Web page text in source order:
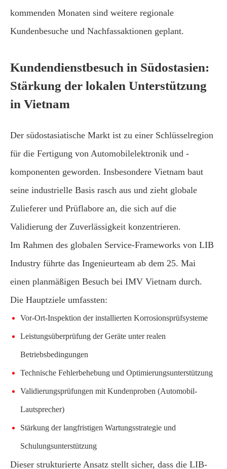
kommenden Monaten sind weitere regionale
Kundenbesuche und Nachfassaktionen geplant.
Kundendienstbesuch in Südostasien:
Stärkung der lokalen Unterstützung
in Vietnam
Der südostasiatische Markt ist zu einer Schlüsselregion
für die Fertigung von Automobilelektronik und -
komponenten geworden. Insbesondere Vietnam baut
seine industrielle Basis rasch aus und zieht globale
Zulieferer und Prüflabore an, die sich auf die
Validierung der Zuverlässigkeit konzentrieren.
Im Rahmen des globalen Service-Frameworks von LIB
Industry führte das Ingenieurteam ab dem 25. Mai
einen planmäßigen Besuch bei IMV Vietnam durch.
Die Hauptziele umfassten:
Vor-Ort-Inspektion der installierten Korrosionsprüfsysteme
Leistungsüberprüfung der Geräte unter realen
Betriebsbedingungen
Technische Fehlerbehebung und Optimierungsunterstützung
Validierungsprüfungen mit Kundenproben (Automobil-
Lautsprecher)
Stärkung der langfristigen Wartungsstrategie und
Schulungsunterstützung
Dieser strukturierte Ansatz stellt sicher, dass die LIB-